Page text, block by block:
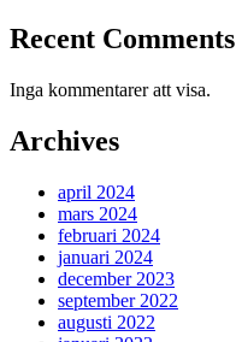
Recent Comments
Inga kommentarer att visa.
Archives
april 2024
mars 2024
februari 2024
januari 2024
december 2023
september 2022
augusti 2022